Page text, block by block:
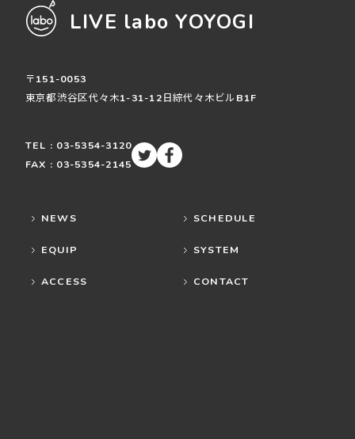
LIVE labo YOYOGI
〒151-0053
東京都渋谷区代々木1-31-12日綜代々木ビルB1F
TEL : 03-5354-3120
FAX : 03-5354-2145
NEWS SCHEDULE
EQUIP SYSTEM
ACCESS CONTACT